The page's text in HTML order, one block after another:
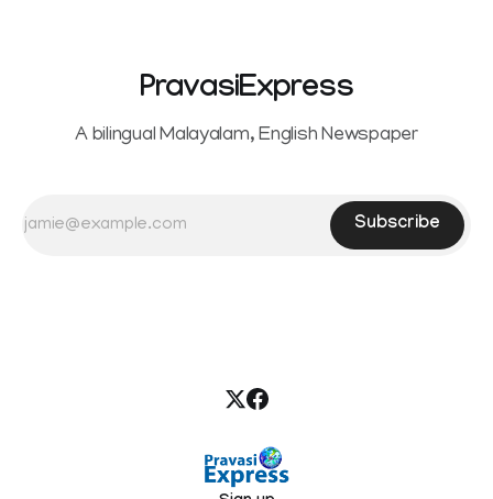
PravasiExpress
A bilingual Malayalam, English Newspaper
Subscribe